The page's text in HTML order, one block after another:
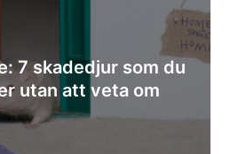
7 skadedjur som du
utan att veta om